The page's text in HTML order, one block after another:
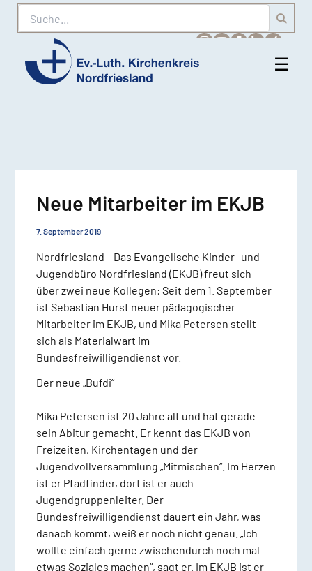
Suche
Karriere Amtliche Bekanntmachungen
Ev.-
☰
Neue Mitarbeiter im EKJB
7. September 2019
Nordfriesland – Das Evangelische Kinder- und
Jugendbüro Nordfriesland (EKJB) freut sich
über zwei neue Kollegen: Seit dem 1. September
ist Sebastian Hurst neuer pädagogischer
Mitarbeiter im EKJB, und Mika Petersen stellt
sich als Materialwart im
Bundesfreiwilligendienst vor.
Der neue „Bufdi“
Mika Petersen ist 20 Jahre alt und hat gerade
sein Abitur gemacht. Er kennt das EKJB von
Freizeiten, Kirchentagen und der
Jugendvollversammlung „Mitmischen“. Im Herzen
ist er Pfadfinder, dort ist er auch
Jugendgruppenleiter. Der
Bundesfreiwilligendienst dauert ein Jahr, was
danach kommt, weiß er noch nicht genau. „Ich
wollte einfach gerne zwischendurch noch mal
etwas Soziales machen“, sagt er. Im EKJB ist er